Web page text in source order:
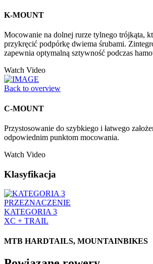
K-MOUNT
Mocowanie na dolnej rurze tylnego trójkąta,
przykręcić podpórkę dwiema śrubami.
zapewnia optymalną sztywność podczas
Watch Video
Back to overview
C-MOUNT
Przystosowanie do szybkiego i łatwego
odpowiednim punktom mocowania.
Watch Video
Klasyfikacja
PRZEZNACZENIE
KATEGORIA 3
XC + TRAIL
MTB HARDTAILS, MOUNTAINBIKES